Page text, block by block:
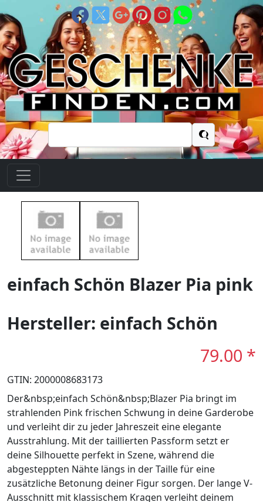
Suchen
nach:
einfach Schön Blazer Pia pink
Hersteller: einfach Schön
79.00 *
GTIN: 2000008683173
Der&nbsp;einfach Schön&nbsp;Blazer Pia bringt im
strahlenden Pink frischen Schwung in deine Garderobe
und verleiht dir zu jeder Jahreszeit eine elegante
Ausstrahlung. Mit der taillierten Passform setzt er
deine Silhouette perfekt in Szene, während die
abgesteppten Nähte längs in der Taille für eine
zusätzliche Betonung deiner Figur sorgen. Der lange V-
Ausschnitt mit klassischem Kragen verleiht deinem